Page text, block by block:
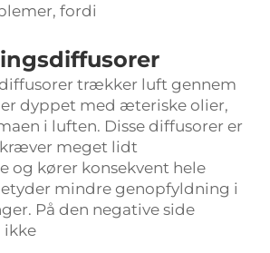
fordi
trækker luft gennem
dyppet med æteriske olier,
i luften. Disse diffusorer er
meget lidt
og kører konsekvent hele
mindre genopfyldning i
På den negative side
ikke